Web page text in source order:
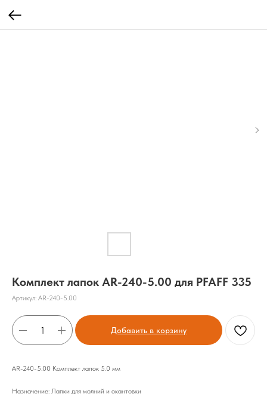
Комплект лапок AR-240-5.00 для PFAFF 335
Артикул: AR-240-5.00
Добавить в корзину
AR-240-5.00 Комплект лапок 5.0 мм
Назначение: Лапки для молний и окантовки